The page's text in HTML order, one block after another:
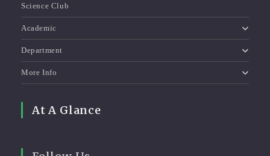
Science Club
Academic
Department
More Info
At A Glance